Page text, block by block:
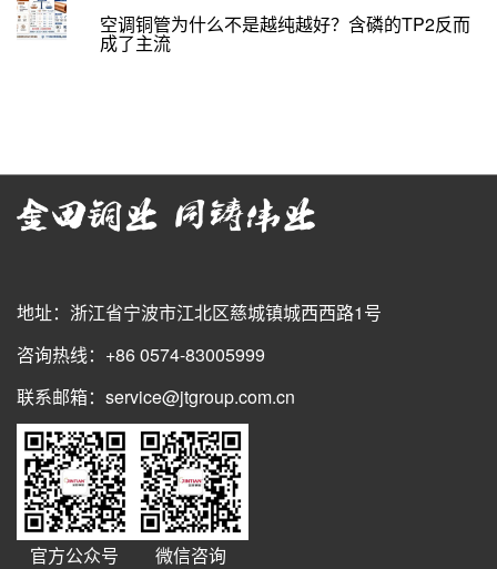
空调铜管为什么不是越纯越好？含磷的TP2反而
成了主流
地址：浙江省宁波市江北区慈城镇城西西路1号
咨询热线：+86 0574-83005999
联系邮箱：service@jtgroup.com.cn
官方公众号 微信咨询